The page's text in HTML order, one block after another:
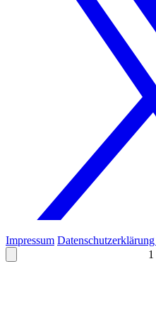
1
Impressum Datenschutzerklärung